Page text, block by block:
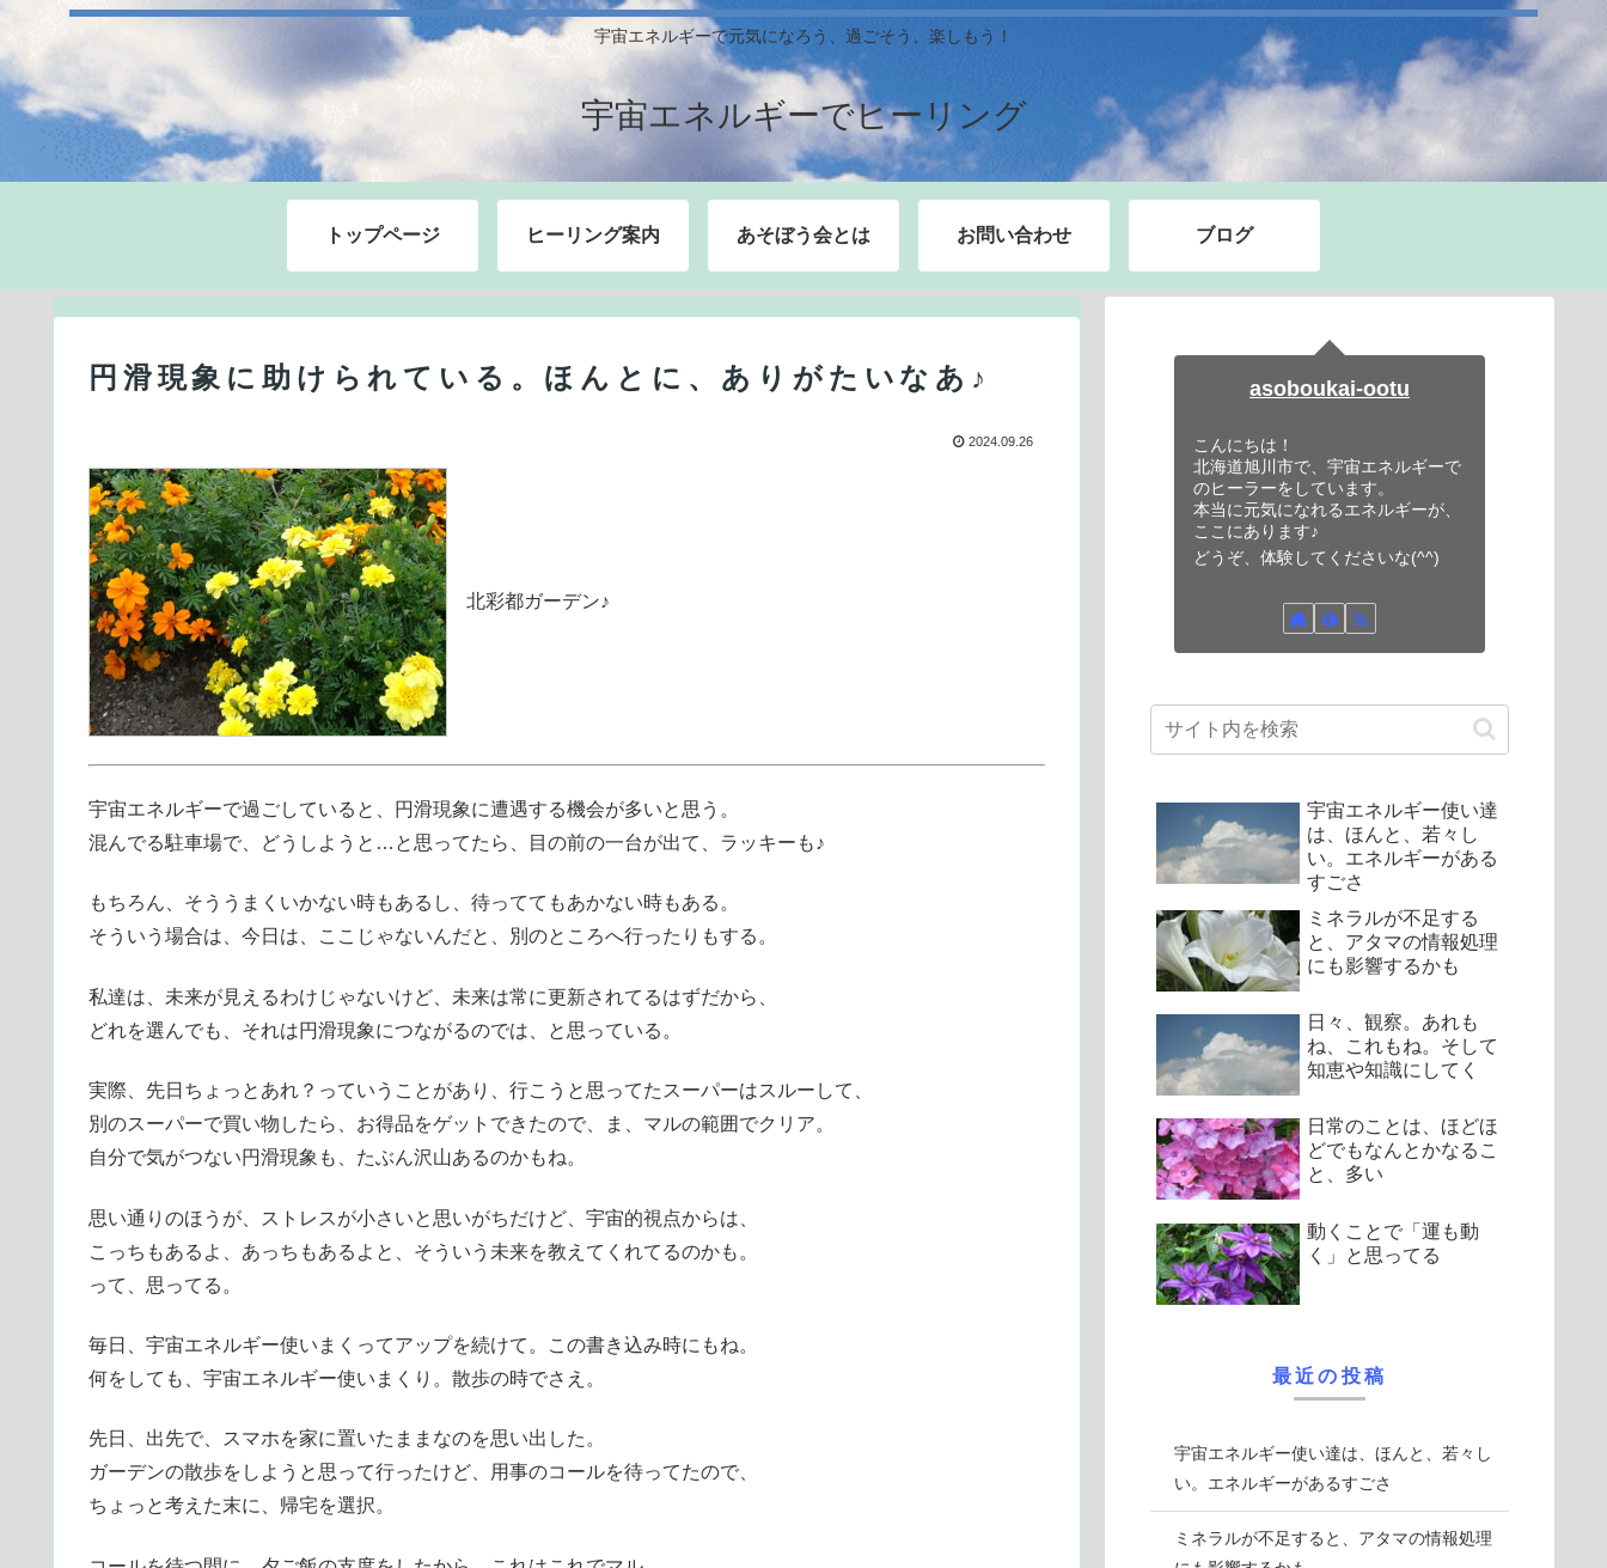
宇宙エネルギーで元気になろう、過ごそう、楽しもう！
宇宙エネルギーでヒーリング
トップページ ヒーリング案内 あそぼう会とは お問い合わせ ブログ
円滑現象に助けられている。ほんとに、ありがたいなあ♪
2024.09.26
北彩都ガーデン♪
宇宙エネルギーで過ごしていると、円滑現象に遭遇する機会が多いと思う。
混んでる駐車場で、どうしようと…と思ってたら、目の前の一台が出て、ラッキーも♪
もちろん、そううまくいかない時もあるし、待っててもあかない時もある。
そういう場合は、今日は、ここじゃないんだと、別のところへ行ったりもする。
私達は、未来が見えるわけじゃないけど、未来は常に更新されてるはずだから、
どれを選んでも、それは円滑現象につながるのでは、と思っている。
実際、先日ちょっとあれ？っていうことがあり、行こうと思ってたスーパーはスルーして、
別のスーパーで買い物したら、お得品をゲットできたので、ま、マルの範囲でクリア。
自分で気がつない円滑現象も、たぶん沢山あるのかもね。
思い通りのほうが、ストレスが小さいと思いがちだけど、宇宙的視点からは、
こっちもあるよ、あっちもあるよと、そういう未来を教えてくれてるのかも。
って、思ってる。
毎日、宇宙エネルギー使いまくってアップを続けて。この書き込み時にもね。
何をしても、宇宙エネルギー使いまくり。散歩の時でさえ。
先日、出先で、スマホを家に置いたままなのを思い出した。
ガーデンの散歩をしようと思って行ったけど、用事のコールを待ってたので、
ちょっと考えた末に、帰宅を選択。
asoboukai-ootu
こんにちは！
北海道旭川市で、宇宙エネルギーで
のヒーラーをしています。
本当に元気になれるエネルギーが、
ここにあります♪
どうぞ、体験してくださいな(^^)
宇宙エネルギー使い達
は、ほんと、若々し
い。エネルギーがある
すごさ
ミネラルが不足する
と、アタマの情報処理
にも影響するかも
日々、観察。あれも
ね、これもね。そして
知恵や知識にしてく
日常のことは、ほどほ
どでもなんとかなるこ
と、多い
動くことで「運も動
く」と思ってる
最近の投稿
宇宙エネルギー使い達は、ほんと、若々し
い。エネルギーがあるすごさ
ミネラルが不足すると、アタマの情報処理